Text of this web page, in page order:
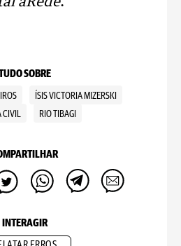
SOBRE
ÍSIS VICTORIA MIZERSKI
CIVIL
RIO TIBAGI
INTERAGIR